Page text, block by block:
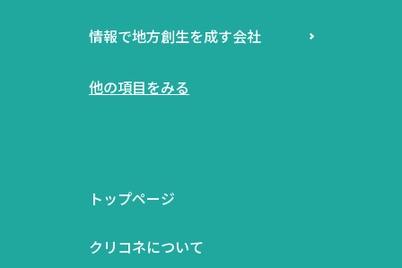
情報で地方創生を成す会社
他の項目をみる
トップページ
クリコネについて